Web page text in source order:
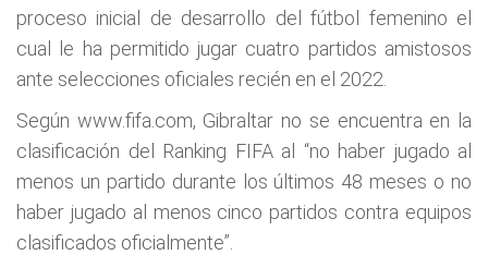
proceso inicial de desarrollo del fútbol femenino el
cual le ha permitido jugar cuatro partidos amistosos
ante selecciones oficiales recién en el 2022.
Según www.fifa.com, Gibraltar no se encuentra en la
clasificación del Ranking FIFA al “no haber jugado al
menos un partido durante los últimos 48 meses o no
haber jugado al menos cinco partidos contra equipos
clasificados oficialmente”.